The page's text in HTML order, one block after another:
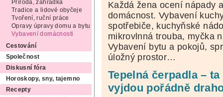
Příroda, zahrádka
Tradice a lidové obyčeje
Tvoření, ruční práce
Opravy úpravy domu a bytu
Vybavení domácnosti
Cestování
Společnost
Diskusní fóra
Horoskopy, sny, tajemno
Recepty
Každá žena ocení nápady
domácnost. Vybavení
spotřebiče, kuchyňské
mikrovlnná trouba, myčka
Vybavení bytu a pokojů,
úložný prostor…
Tepelná čerpadla –
vyjdou pořádně